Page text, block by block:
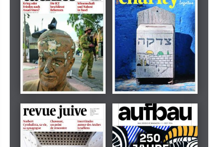
Dezember 2024
tachles
März 2026
Beilage